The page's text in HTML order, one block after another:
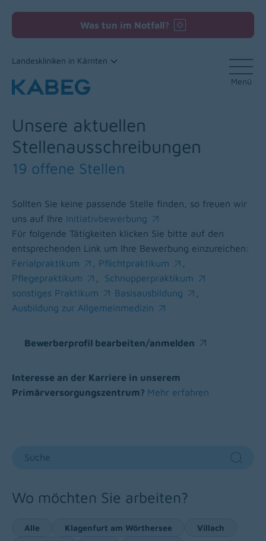
Was tun im Notfall?
Landeskliniken in Kärnten
Menü
Unsere aktuellen
Stellenausschreibungen
19 offene Stellen
Sollten Sie keine passende Stelle finden, so freuen wir
uns auf Ihre Initiativbewerbung
(opens in a new window)
Für folgende Tätigkeiten klicken Sie bitte auf den
entsprechenden Link um Ihre Bewerbung einzureichen:
Ferialpraktikum
(opens in a new window)
Pflichtpraktikum
(opens in a new window)
Pflegepraktikum
(opens in a new window)
Schnupperpraktikum
(opens in a new window)
sonstiges Praktikum
(opens in a new window)
Basisausbildung
(opens in a new window)
Ausbildung zur Allgemeinmedizin
(opens in a new window)
Bewerberprofil bearbeiten/anmelden
(opens in a new window)
Interesse an der Karriere in unserem
Primärversorgungszentrum? Mehr erfahren
Suche
Wo möchten Sie arbeiten?
Alle Klagenfurt am Wörthersee
Villach